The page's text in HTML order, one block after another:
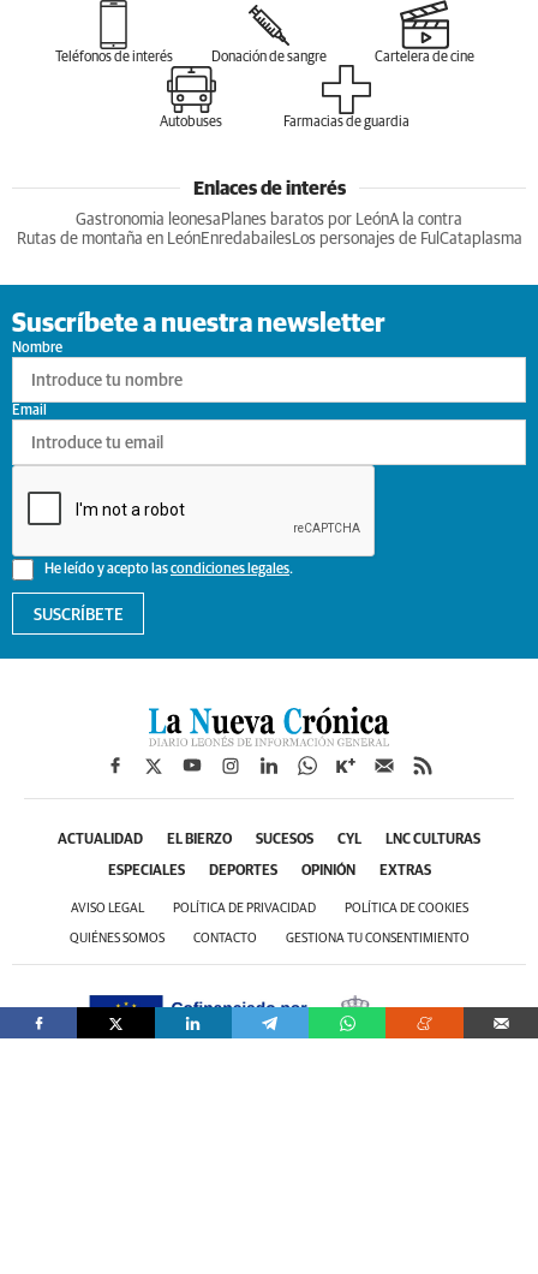
Teléfonos de interés Donación de sangre Cartelera de cine
Autobuses Farmacias de guardia
Enlaces de interés
Gastronomia leonesa Planes baratos por LeónA la contra
Rutas de montaña en LeónEnredabailesLos personajes de Ful Cataplasma
Suscríbete a nuestra newsletter
Nombre
He leído y acepto lascondiciones legales.
Email
SUSCRÍBETE
ACTUALIDAD EL BIERZO SUCESOS CYL LNC CULTURAS
ESPECIALES DEPORTES OPINIÓN EXTRAS
AVISO LEGAL POLÍTICA DE PRIVACIDAD POLÍTICA DE COOKIES
QUIÉNES SOMOS CONTACTO GESTIONA TU CONSENTIMIENTO